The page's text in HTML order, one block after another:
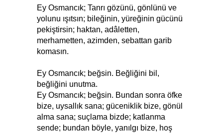
Ey Osmancık; Tanrı gözünü, gönlünü ve
yolunu ışıtsın; bileğinin, yüreğinin gücünü
pekiştirsin; haktan, adâletten,
merhametten, azimden, sebattan garib
komasın.
Ey Osmancık; beğsin. Beğliğini bil,
beğliğini unutma.
Ey Osmancık; beğsin. Bundan sonra öfke
bize, uysallık sana; güceniklik bize, gönül
alma sana; suçlama bizde; katlanma
sende; bundan böyle, yanılgı bize, hoş